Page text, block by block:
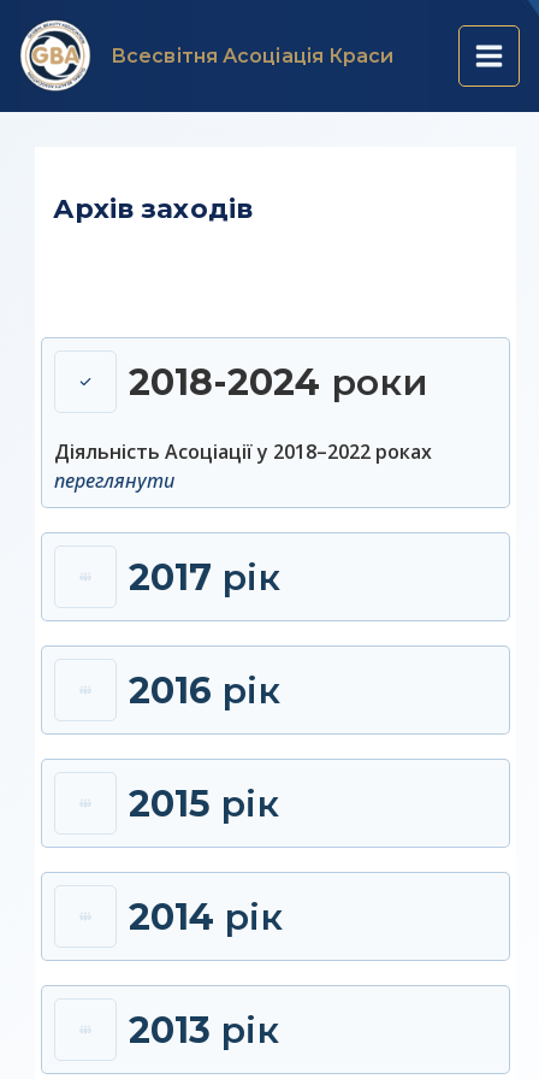
Перейти
до
вмісту
Всесвітня Асоціація Краси
Main
Архів заходів
2018-2024 роки
Діяльність Асоціації у 2018–2022 роках
переглянути
2017 рік
2016 рік
2015 рік
2014 рік
2013 рік